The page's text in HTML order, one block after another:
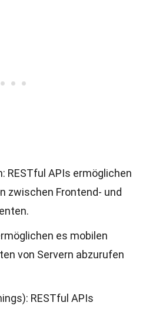
RESTful APIs ermöglichen
zwischen Frontend- und
es mobilen
von Servern abzurufen
RESTful APIs